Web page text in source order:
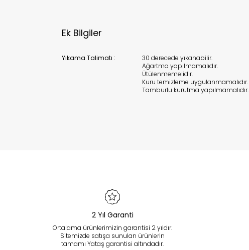
Ek Bilgiler
Yıkama Talimatı :
30 derecede yıkanabilir.
Ağartma yapılmamalıdır.
Ütülenmemelidir.
Kuru temizleme uygulanmamalıdır.
Tamburlu kurutma yapılmamalıdır.
2 Yıl Garanti
Ortalama ürünlerimizin garantisi 2 yıldır.
Sitemizde satışa sunulan ürünlerin
tamamı Yataş garantisi altındadır.